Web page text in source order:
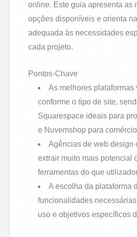
online. Este guia apresenta as
opções disponíveis e orienta
adequada às necessidades
cada projeto.
Pontos-Chave
As melhores plataformas
conforme o tipo de site,
Squarespace ideais para
e Nuvemshop para
Agências de web design
extrair muito mais potencial
ferramentas do que
A escolha da plataforma
funcionalidades
uso e objetivos específicos